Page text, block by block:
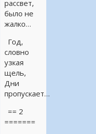
рассвет,
было не
жалко…
Год,
словно
узкая
щель,
Дни
пропускает…
== 2
=======